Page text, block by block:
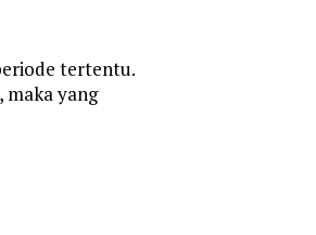
tertentu.
maka yang